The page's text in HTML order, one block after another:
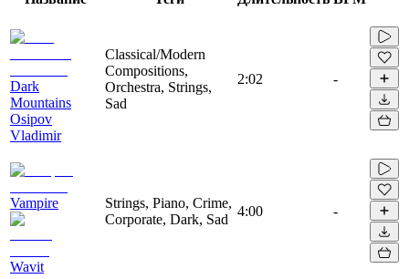
Dark
Mountains
Osipov
Vladimir
Classical/Modern
Compositions,
Orchestra, Strings,
Sad
2:02 -
Vampire
Wavit
Strings, Piano, Crime,
Corporate, Dark, Sad
4:00 -